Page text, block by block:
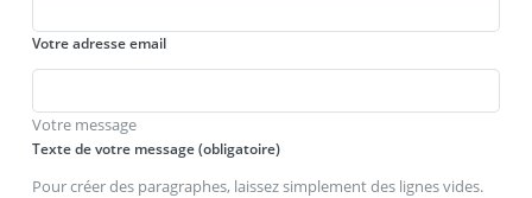
Votre adresse email
Votre message
Texte de votre message (obligatoire)
Pour créer des paragraphes, laissez simplement des lignes vides.